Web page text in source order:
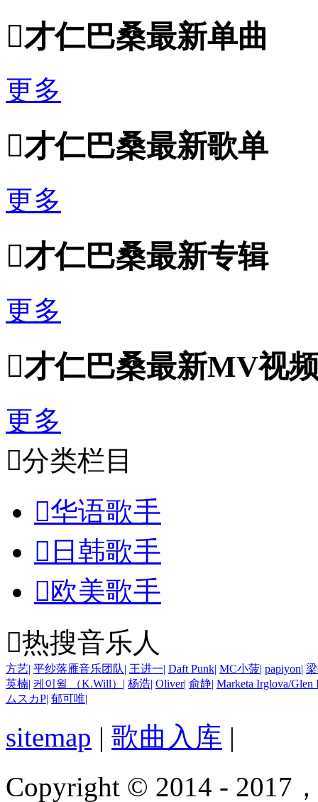
才仁巴桑最新单曲
更多
才仁巴桑最新歌单
更多
才仁巴桑最新专辑
更多
才仁巴桑最新MV视
更多
分类栏目
华语歌手
 日韩歌手
欧美歌手
热搜音乐人
方艺| 平纱落雁音乐团队| 王进一| Daft Punk| MC小菠| papiyon|
英楠| 케이윌 （K.Will） | 杨浩| Oliver| 俞静| Marketa Irglova/Glen
ムスカP| 郁可唯|
sitemap | 歌曲入库 |
Copyright © 2014 - 2017